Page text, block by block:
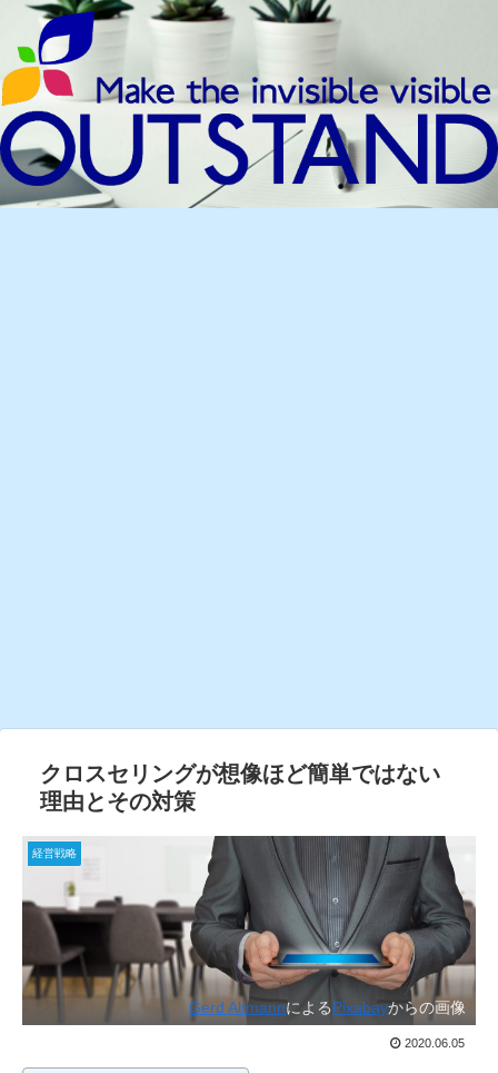
クロスセリングが想像ほど簡単ではない
理由とその対策
経営戦略
Gerd AltmannによるPixabayからの画像
2020.06.05